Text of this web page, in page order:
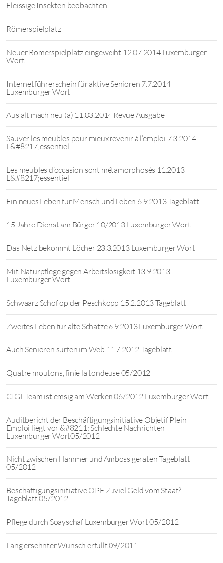
Fleissige Insekten beobachten
Römerspielplatz
Neuer Römerspielplatz eingeweiht 12.07.2014 Luxemburger
Wort
Internetführerschein für aktive Senioren 7.7.2014
Luxemburger Wort
Aus alt mach neu (a) 11.03.2014 Revue Ausgabe
Sauver les meubles pour mieux revenir à l’emploi 7.3.2014
L&#8217;essentiel
Les meubles d’occasion sont métamorphosés 11.2013
L&#8217;essentiel
Ein neues Leben für Mensch und Leben 6.9.2013 Tageblatt
15 Jahre Dienst am Bürger 10/2013 Luxemburger Wort
Das Netz bekommt Löcher 23.3.2013 Luxemburger Wort
Mit Naturpflege gegen Arbeitslosigkeit 13.9.2013
Luxemburger Wort
Schwaarz Schof op der Peschkopp 15.2.2013 Tageblatt
Zweites Leben für alte Schätze 6.9.2013 Luxemburger Wort
Auch Senioren surfen im Web 11.7.2012 Tageblatt
Quatre moutons, finie la tondeuse 05/2012
CIGL-Team ist emsig am Werken 06/2012 Luxemburger Wort
Auditbericht der Beschäftigungsinitiative Objetif Plein
Emploi liegt vor &#8211; Schlechte Nachrichten
Luxemburger Wort05/2012
Nicht zwischen Hammer und Amboss geraten Tageblatt
05/2012
Beschäftigungsinitiative OPE Zuviel Geld vom Staat?
Tageblatt 05/2012
Pflege durch Soayschaf Luxemburger Wort 05/2012
Lang ersehnter Wunsch erfüllt 09/2011